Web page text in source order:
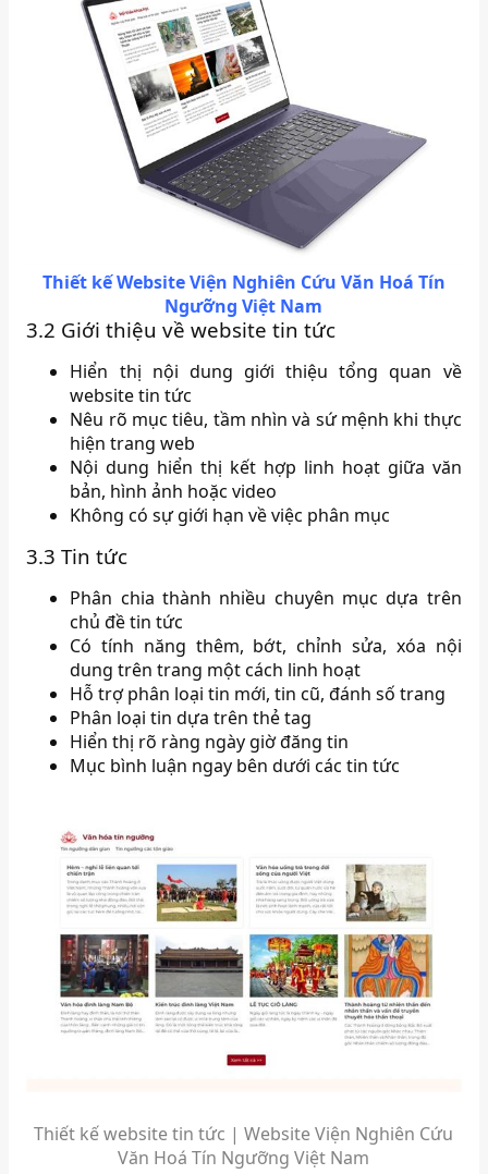
Thiết kế Website Viện Nghiên Cứu Văn Hoá Tín
Ngưỡng Việt Nam
3.2 Giới thiệu về website tin tức
Hiển thị nội dung giới thiệu tổng quan về
website tin tức
Nêu rõ mục tiêu, tầm nhìn và sứ mệnh khi thực
hiện trang web
Nội dung hiển thị kết hợp linh hoạt giữa văn
bản, hình ảnh hoặc video
Không có sự giới hạn về việc phân mục
3.3 Tin tức
Phân chia thành nhiều chuyên mục dựa trên
chủ đề tin tức
Có tính năng thêm, bớt, chỉnh sửa, xóa nội
dung trên trang một cách linh hoạt
Hỗ trợ phân loại tin mới, tin cũ, đánh số trang
Phân loại tin dựa trên thẻ tag
Hiển thị rõ ràng ngày giờ đăng tin
Mục bình luận ngay bên dưới các tin tức
Thiết kế website tin tức | Website Viện Nghiên Cứu
Văn Hoá Tín Ngưỡng Việt Nam